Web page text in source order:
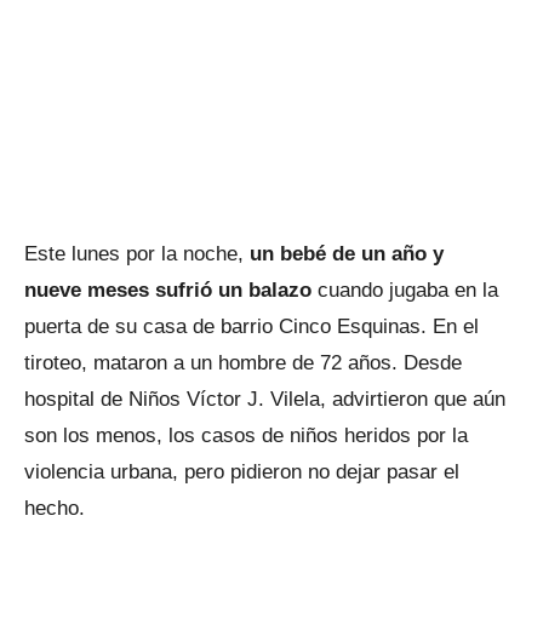
Este lunes por la noche, un bebé de un año y
nueve meses sufrió un balazo cuando jugaba en la
puerta de su casa de barrio Cinco Esquinas. En el
tiroteo, mataron a un hombre de 72 años. Desde
hospital de Niños Víctor J. Vilela, advirtieron que aún
son los menos, los casos de niños heridos por la
violencia urbana, pero pidieron no dejar pasar el
hecho.